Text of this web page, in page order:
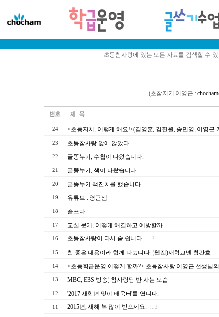
초등참사랑에 있는 모든 자료를 검색할 수
(초참지기 이영근 :
24 <초등자치, 이렇게 해요!>(김영훈, 김진원, 송민영, 이영근
23 초등참사랑 앞에 앉았다.
22 글똥누기, 수첩이 나왔습니다.
21 글똥누기, 책이 나왔습니다.
20 글똥누기 책잔치를 했습니다.
19 유튜브 : 영근샘
18 슬프다.
17 교실 문제, 어떻게 해결하고 예방할까
16 초등참사랑이 다시 숨 쉽니다. …2
15 참 좋은 내용이라 함께 나눕니다. (웹진)새학교넷 창간호
14 <초등학급운영 어떻게 할까?> 초등참사랑 이영근 선생님
13 MBC, EBS 방송) 참사랑땀 반 사는 모습
12 '2017 새학년 맞이 배움터'를 엽니다.
11 2015년, 새해 복 많이 받으세요. …2